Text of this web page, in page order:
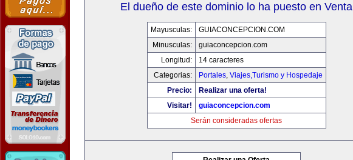
El dueño de este dominio lo ha puesto en Venta
Mayusculas:
GUIACONCEPCION.COM
Minusculas:
guiaconcepcion.com
Longitud:
14 caracteres
Categorias:
Portales, Viajes,Turismo y Hospedaje
Precio:
Realizar una oferta!
Visitar!
guiaconcepcion.com
Serán consideradas ofertas